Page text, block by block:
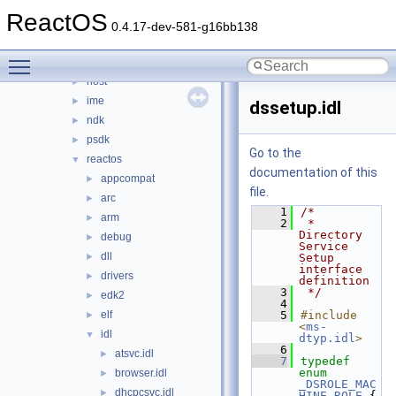
ReactOS 0.4.17-dev-581-g16bb138
► ddk
► host
► ime
► ndk
► psdk
▼ reactos
► appcompat
► arc
► arm
► debug
► dll
► drivers
► edk2
► elf
▼ idl
► atsvc.idl
► browser.idl
► dhcpcsvc.idl
dssetup.idl
Go to the
documentation of this
file.
    1
/*
    2
*
Directory
Service
Setup
interface
definition
    3
*/
    4
    5
#include
<ms-
dtyp.idl>
    6
    7
typedef
enum
_DSROLE_MAC